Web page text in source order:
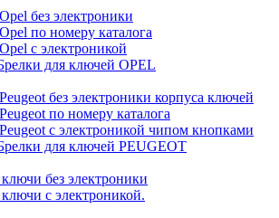
без электроники
по номеру каталога
с электроникой
для ключей OPEL
без электроники корпуса ключей
по номеру каталога
с электроникой чипом кнопками
для ключей PEUGEOT
ключи без электроники
ключи с электроникой.